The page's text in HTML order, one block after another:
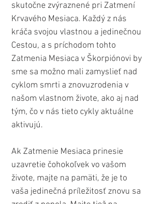
skutočne zvýraznené pri Zatmení
Krvavého Mesiaca. Každý z nás
kráča svojou vlastnou a jedinečnou
Cestou, a s príchodom tohto
Zatmenia Mesiaca v Škorpiónovi by
sme sa možno mali zamyslieť nad
cyklom smrti a znovuzrodenia v
našom vlastnom živote, ako aj nad
tým, čo v nás tieto cykly aktuálne
aktivujú.
Ak Zatmenie Mesiaca prinesie
uzavretie čohokoľvek vo vašom
živote, majte na pamäti, že je to
vaša jedinečná príležitosť znovu sa